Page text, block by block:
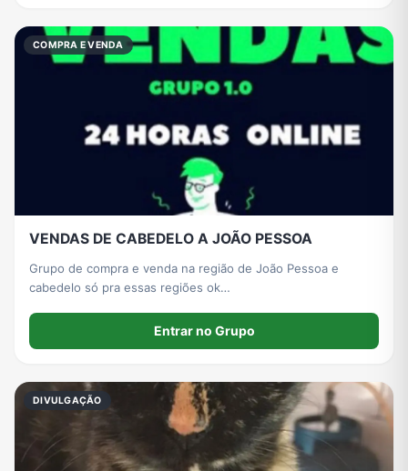
COMPRA E VENDA
VENDAS DE CABEDELO A JOÃO PESSOA
Grupo de compra e venda na região de João Pessoa e
cabedelo só pra essas regiões ok…
Entrar no Grupo
DIVULGAÇÃO